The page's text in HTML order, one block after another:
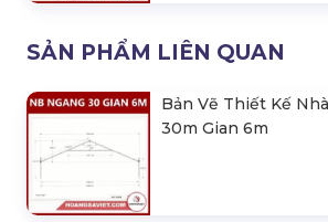
SẢN PHẨM LIÊN QUAN
Bản Vẽ Thiết Kế
30m Gian 6m